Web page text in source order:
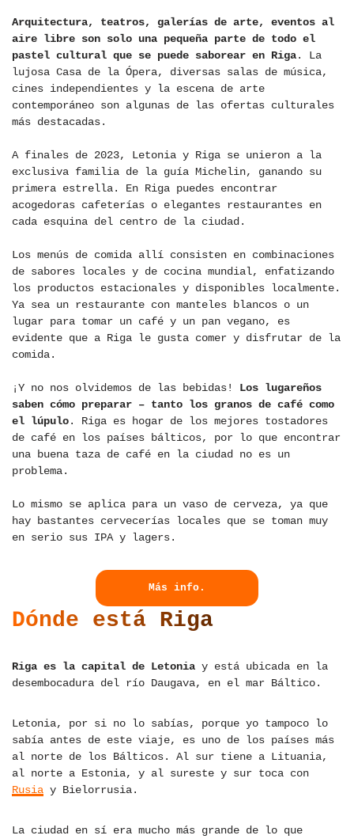
Arquitectura, teatros, galerías de arte, eventos al
aire libre son solo una pequeña parte de todo el
pastel cultural que se puede saborear en Riga. La
lujosa Casa de la Ópera, diversas salas de música,
cines independientes y la escena de arte
contemporáneo son algunas de las ofertas culturales
más destacadas.
A finales de 2023, Letonia y Riga se unieron a la
exclusiva familia de la guía Michelin, ganando su
primera estrella. En Riga puedes encontrar
acogedoras cafeterías o elegantes restaurantes en
cada esquina del centro de la ciudad.
Los menús de comida allí consisten en combinaciones
de sabores locales y de cocina mundial, enfatizando
los productos estacionales y disponibles localmente.
Ya sea un restaurante con manteles blancos o un
lugar para tomar un café y un pan vegano, es
evidente que a Riga le gusta comer y disfrutar de la
comida.
¡Y no nos olvidemos de las bebidas! Los lugareños
saben cómo preparar – tanto los granos de café como
el lúpulo. Riga es hogar de los mejores tostadores
de café en los países bálticos, por lo que encontrar
una buena taza de café en la ciudad no es un
problema.
Lo mismo se aplica para un vaso de cerveza, ya que
hay bastantes cervecerías locales que se toman muy
en serio sus IPA y lagers.
Más info.
Dónde está Riga
Riga es la capital de Letonia y está ubicada en la
desembocadura del río Daugava, en el mar Báltico.
Letonia, por si no lo sabías, porque yo tampoco lo
sabía antes de este viaje, es uno de los países más
al norte de los Bálticos. Al sur tiene a Lituania,
al norte a Estonia, y al sureste y sur toca con
Rusia y Bielorrusia.
La ciudad en sí era mucho más grande de lo que